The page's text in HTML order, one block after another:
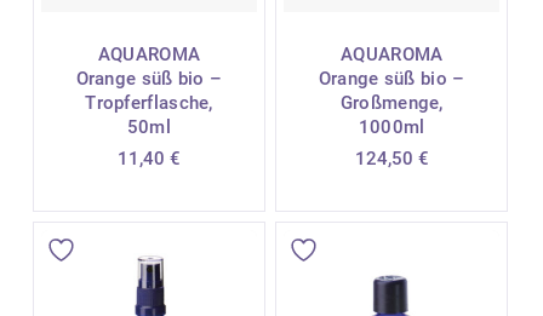
AQUAROMA
Orange süß bio –
Tropferflasche,
50ml
11,40 €
AQUAROMA
Orange süß bio –
Großmenge,
1000ml
124,50 €